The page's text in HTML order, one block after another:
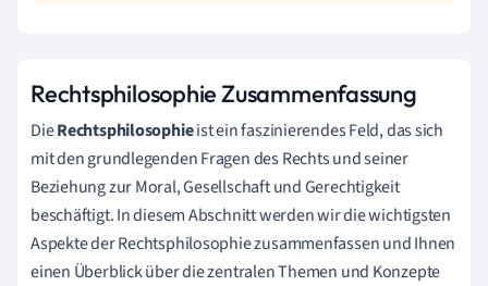
Rechtsphilosophie Zusammenfassung
DieRechtsphilosophieist ein faszinierendes Feld, das sich
mit den grundlegenden Fragen des Rechts und seiner
Beziehung zur Moral, Gesellschaft und Gerechtigkeit
beschäftigt. In diesem Abschnitt werden wir die wichtigsten
Aspekte der Rechtsphilosophie zusammenfassen und Ihnen
einen Überblick über die zentralen Themen und Konzepte